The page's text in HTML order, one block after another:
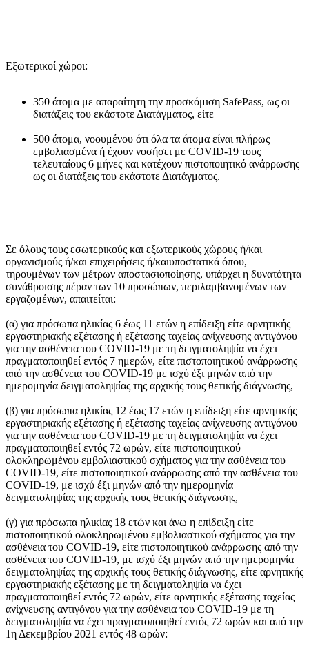
Εξωτερικοί χώροι:
350 άτομα με απαραίτητη την προσκόμιση SafePass, ως οι
διατάξεις του εκάστοτε Διατάγματος, είτε
500 άτομα, νοουμένου ότι όλα τα άτομα είναι πλήρως
εμβολιασμένα ή έχουν νοσήσει με COVID-19 τους
τελευταίους 6 μήνες και κατέχουν πιστοποιητικό ανάρρωσης
ως οι διατάξεις του εκάστοτε Διατάγματος.
Σε όλους τους εσωτερικούς και εξωτερικούς χώρους ή/και
οργανισμούς ή/και επιχειρήσεις ή/καιυποστατικά όπου,
τηρουμένων των μέτρων αποστασιοποίησης, υπάρχει η δυνατότητα
συνάθροισης πέραν των 10 προσώπων, περιλαμβανομένων των
εργαζομένων, απαιτείται:
(α) για πρόσωπα ηλικίας 6 έως 11 ετών η επίδειξη είτε αρνητικής
εργαστηριακής εξέτασης ή εξέτασης ταχείας ανίχνευσης αντιγόνου
για την ασθένεια του COVID-19 με τη δειγματοληψία να έχει
πραγματοποιηθεί εντός 7 ημερών, είτε πιστοποιητικού ανάρρωσης
από την ασθένεια του COVID-19 με ισχύ έξι μηνών από την
ημερομηνία δειγματοληψίας της αρχικής τους θετικής διάγνωσης,
(β) για πρόσωπα ηλικίας 12 έως 17 ετών η επίδειξη είτε αρνητικής
εργαστηριακής εξέτασης ή εξέτασης ταχείας ανίχνευσης αντιγόνου
για την ασθένεια του COVID-19 με τη δειγματοληψία να έχει
πραγματοποιηθεί εντός 72 ωρών, είτε πιστοποιητικού
ολοκληρωμένου εμβολιαστικού σχήματος για την ασθένεια του
COVID-19, είτε πιστοποιητικού ανάρρωσης από την ασθένεια του
COVID-19, με ισχύ έξι μηνών από την ημερομηνία
δειγματοληψίας της αρχικής τους θετικής διάγνωσης,
(γ) για πρόσωπα ηλικίας 18 ετών και άνω η επίδειξη είτε
πιστοποιητικού ολοκληρωμένου εμβολιαστικού σχήματος για την
ασθένεια του COVID-19, είτε πιστοποιητικού ανάρρωσης από την
ασθένεια του COVID-19, με ισχύ έξι μηνών από την ημερομηνία
δειγματοληψίας της αρχικής τους θετικής διάγνωσης, είτε αρνητικής
εργαστηριακής εξέτασης με τη δειγματοληψία να έχει
πραγματοποιηθεί εντός 72 ωρών, είτε αρνητικής εξέτασης ταχείας
ανίχνευσης αντιγόνου για την ασθένεια του COVID-19 με τη
δειγματοληψία να έχει πραγματοποιηθεί εντός 72 ωρών και από την
1η Δεκεμβρίου 2021 εντός 48 ωρών: